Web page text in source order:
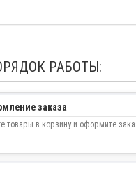
РАБОТЫ:
заказа
товары в корзину и оформите